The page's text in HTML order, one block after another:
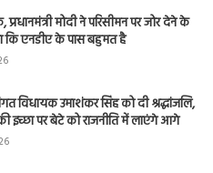
प्रधानमंत्री मोदी ने परिसीमन पर जोर देने के
एनडीए के पास बहुमत है
विधायक उमाशंकर सिंह को दी श्रद्धांजलि,
इच्छा पर बेटे को राजनीति में लाएंगे आगे